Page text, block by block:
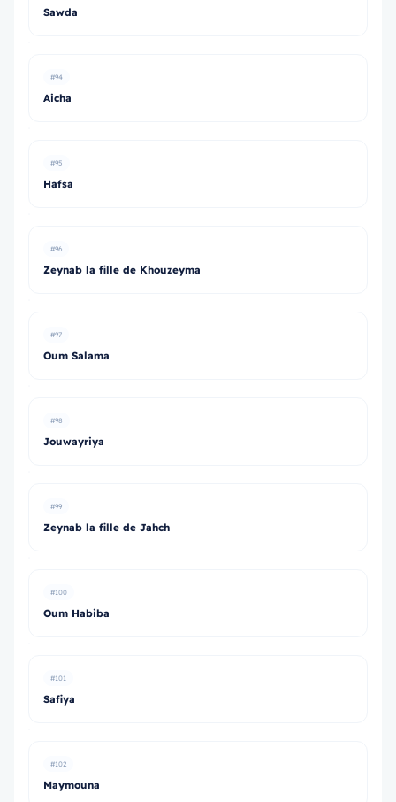
Sawda
#94
Aicha
#95
Hafsa
#96
Zeynab la fille de Khouzeyma
#97
Oum Salama
#98
Jouwayriya
#99
Zeynab la fille de Jahch
#100
Oum Habiba
#101
Safiya
#102
Maymouna